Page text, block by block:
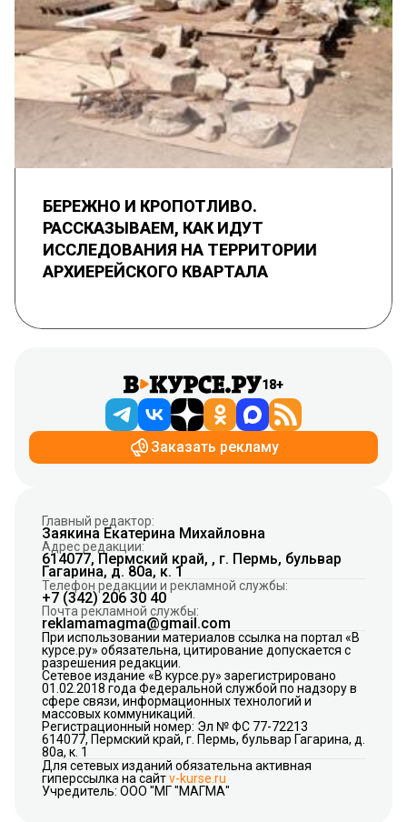
БЕРЕЖНО И КРОПОТЛИВО.
РАССКАЗЫВАЕМ, КАК ИДУТ
ИССЛЕДОВАНИЯ НА ТЕРРИТОРИИ
АРХИЕРЕЙСКОГО КВАРТАЛА
18+
Заказать рекламу
Главный редактор:
Заякина Екатерина Михайловна
Адрес редакции:
614077, Пермский край, , г. Пермь, бульвар
Гагарина, д. 80а, к. 1
Телефон редакции и рекламной службы:
+7 (342) 206 30 40
Почта рекламной службы:
reklamamagma@gmail.com
При использовании материалов ссылка на портал «В
курсе.ру» обязательна, цитирование допускается с
разрешения редакции.
Сетевое издание «В курсе.ру» зарегистрировано
01.02.2018 года Федеральной службой по надзору в
сфере связи, информационных технологий и
массовых коммуникаций.
Регистрационный номер: Эл № ФС 77-72213
614077, Пермский край, г. Пермь, бульвар Гагарина, д.
80а, к. 1
Для сетевых изданий обязательна активная
гиперссылка на сайтv-kurse.ru
Учредитель: ООО "МГ "МАГМА"